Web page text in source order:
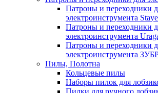
Патроны и переходники
электроинструмента
Патроны и переходники
электроинструмента
Патроны и переходники
электроинструмента
Пилы, Полотна
Кольцевые пилы
Наборы пилок для
Пилки для ручного